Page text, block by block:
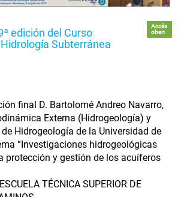
edición del Curso
Subterránea
Accés
obert
final D. Bartolomé Andreo Navarro,
Externa (Hidrogeología) y
Hidrogeología de la Universidad de
“Investigaciones hidrogeológicas
protección y gestión de los acuíferos
TÉCNICA SUPERIOR DE